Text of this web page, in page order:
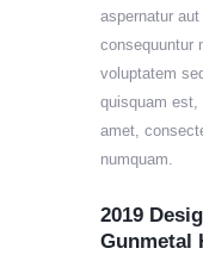
aspernatur
consequuntur
voluptatem
quisquam est,
amet,
numquam.
2019
Gunmetal